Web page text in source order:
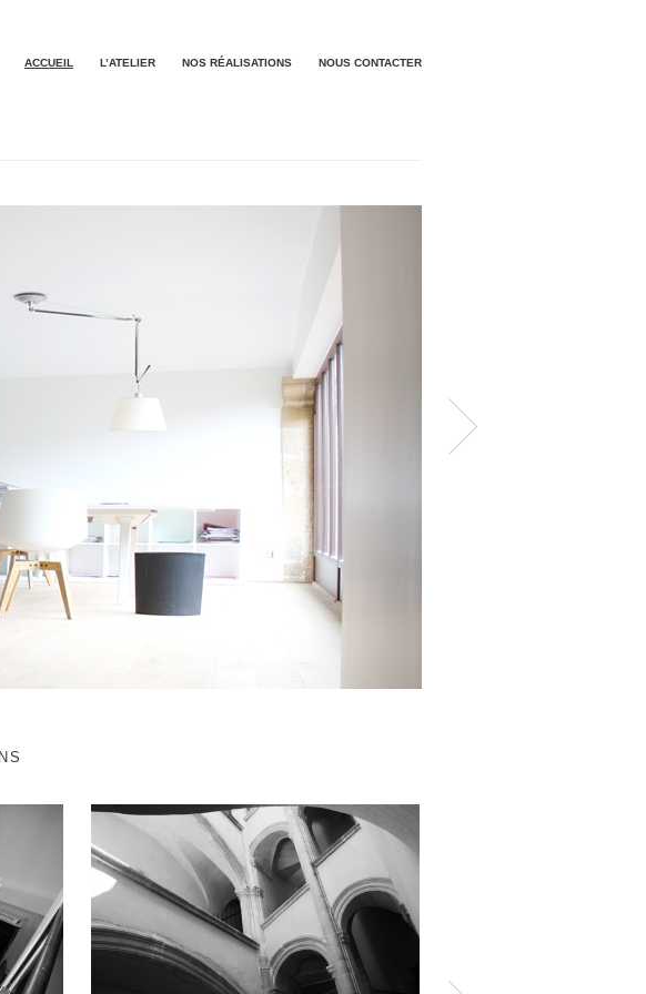
ACCUEIL L’ATELIER NOS RÉALISATIONS NOUS CONTACTER